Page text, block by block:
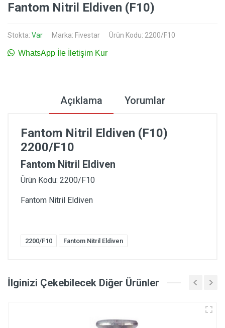
Fantom Nitril Eldiven (F10)
Stokta: Var Marka: Fivestar Ürün Kodu: 2200/F10
WhatsApp İle İletişim Kur
Açıklama Yorumlar
Fantom Nitril Eldiven (F10)
2200/F10
Fantom Nitril Eldiven
Ürün Kodu: 2200/F10
Fantom Nitril Eldiven
2200/F10 Fantom Nitril Eldiven
İlginizi Çekebilecek Diğer Ürünler